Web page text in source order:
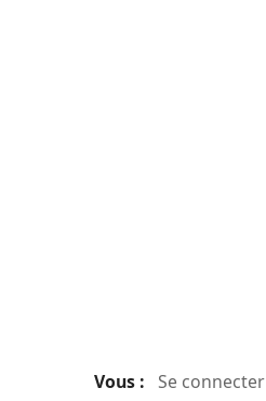
Vous : Se connecter